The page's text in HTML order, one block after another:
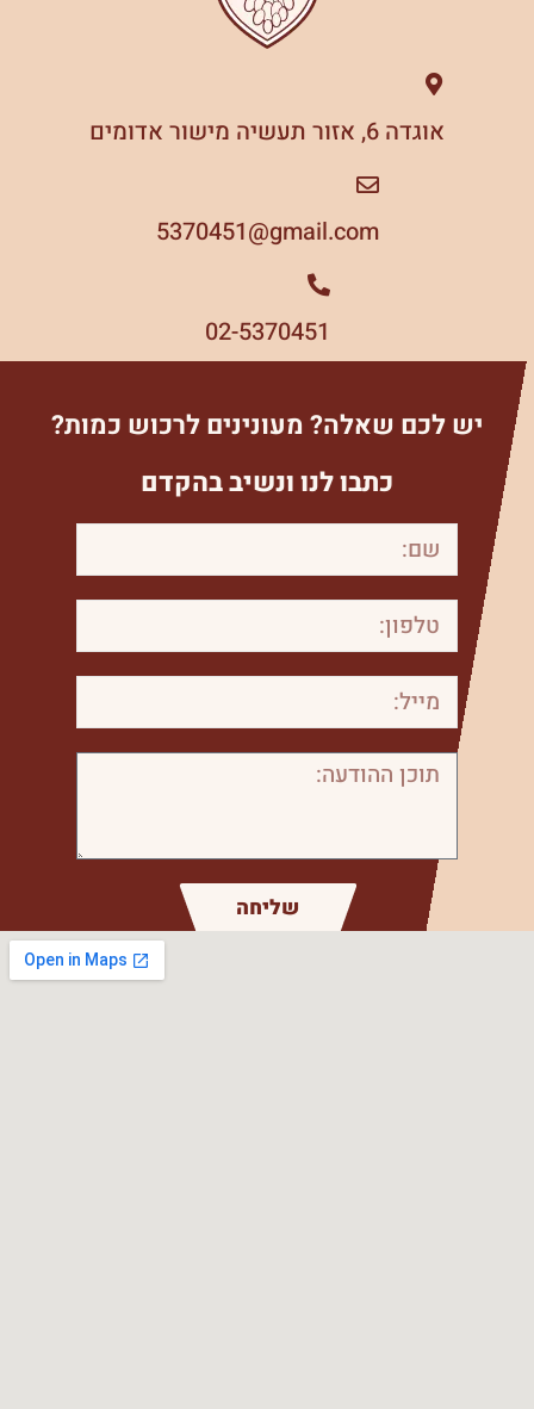
אוגדה 6, אזור תעשיה מישור אדומים
5370451 gmail.com@
02-5370451
יש לכם שאלה? מעונינים לרכוש כמות?
כתבו לנו ונשיב בהקדם
שליחה